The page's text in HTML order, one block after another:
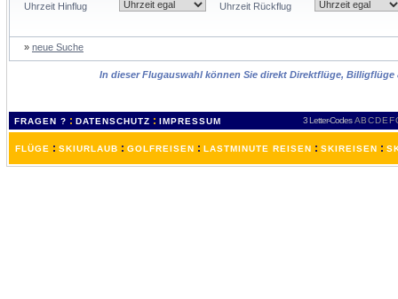
Uhrzeit Hinflug Uhrzeit Rückflug
» neue Suche
In dieser Flugauswahl können Sie direkt Direktflüge,
FRAGEN ? : DATENSCHUTZ : IMPRESSUM 3 Letter-Codes ABCDEF
FLÜGE : SKIURLAUB : GOLFREISEN : LASTMINUTE REISEN : SKIREISEN :